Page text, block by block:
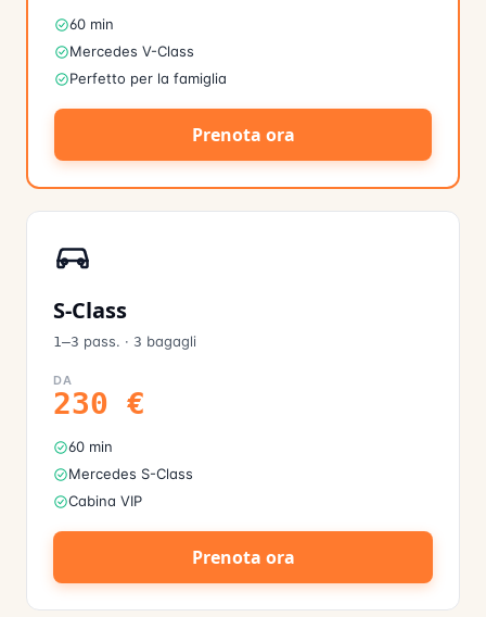
60 min
Mercedes V-Class
Perfetto per la famiglia
Prenota ora
S-Class
1–3 pass. · 3 bagagli
DA
230 €
60 min
Mercedes S-Class
Cabina VIP
Prenota ora